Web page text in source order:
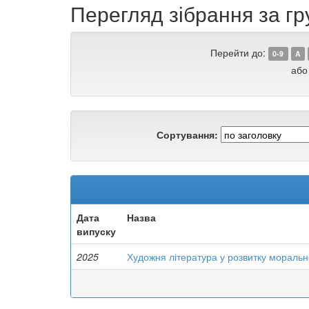
Перегляд зібрання за
Перейти до: 0-9 A
або
Сортування:
Дата
випуску
Назва
2025 Художня література у розвитку